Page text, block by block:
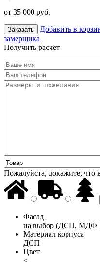
от 35 000 руб.
Заказать Добавить в
замерщика
Получить расчет
Пожалуйста, докажите, что
Фасад
на выбор (ДСП, МДФ
Материал корпуса
ДСП
Цвет
<